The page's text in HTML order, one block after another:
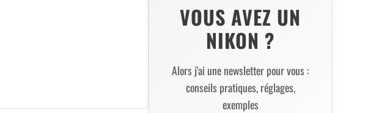
VOUS AVEZ UN
NIKON ?
Alors j'ai une newsletter pour vous :
conseils pratiques, réglages,
exemples